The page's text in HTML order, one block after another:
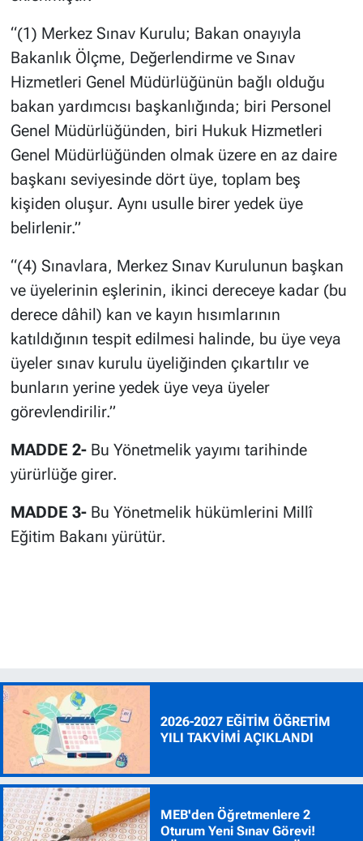
“(1) Merkez Sınav Kurulu; Bakan onayıyla
Bakanlık Ölçme, Değerlendirme ve Sınav
Hizmetleri Genel Müdürlüğünün bağlı olduğu
bakan yardımcısı başkanlığında; biri Personel
Genel Müdürlüğünden, biri Hukuk Hizmetleri
Genel Müdürlüğünden olmak üzere en az daire
başkanı seviyesinde dört üye, toplam beş
kişiden oluşur. Aynı usulle birer yedek üye
belirlenir.”
“(4) Sınavlara, Merkez Sınav Kurulunun başkan
ve üyelerinin eşlerinin, ikinci dereceye kadar (bu
derece dâhil) kan ve kayın hısımlarının
katıldığının tespit edilmesi halinde, bu üye veya
üyeler sınav kurulu üyeliğinden çıkartılır ve
bunların yerine yedek üye veya üyeler
görevlendirilir.”
MADDE 2- Bu Yönetmelik yayımı tarihinde
yürürlüğe girer.
MADDE 3- Bu Yönetmelik hükümlerini Millî
Eğitim Bakanı yürütür.
2026-2027 EĞİTİM ÖĞRETİM
YILI TAKVİMİ AÇIKLANDI
MEB'den Öğretmenlere 2
Oturum Yeni Sınav Görevi!